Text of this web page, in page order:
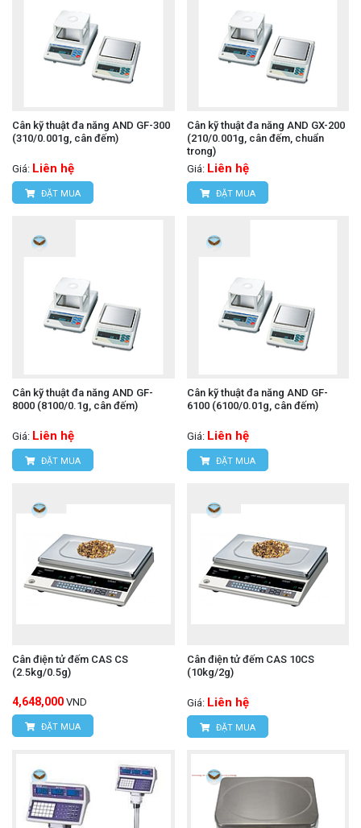
Cân kỹ thuật đa năng AND GF-300
(310/0.001g, cân đếm)
Giá: Liên hệ
ĐẶT MUA
Cân kỹ thuật đa năng AND GX-200
(210/0.001g, cân đếm, chuẩn
trong)
Giá: Liên hệ
ĐẶT MUA
Cân kỹ thuật đa năng AND GF-
8000 (8100/0.1g, cân đếm)
Giá: Liên hệ
ĐẶT MUA
Cân kỹ thuật đa năng AND GF-
6100 (6100/0.01g, cân đếm)
Giá: Liên hệ
ĐẶT MUA
Cân điện tử đếm CAS CS
(2.5kg/0.5g)
4,648,000 VND
ĐẶT MUA
Cân điện tử đếm CAS 10CS
(10kg/2g)
Giá: Liên hệ
ĐẶT MUA